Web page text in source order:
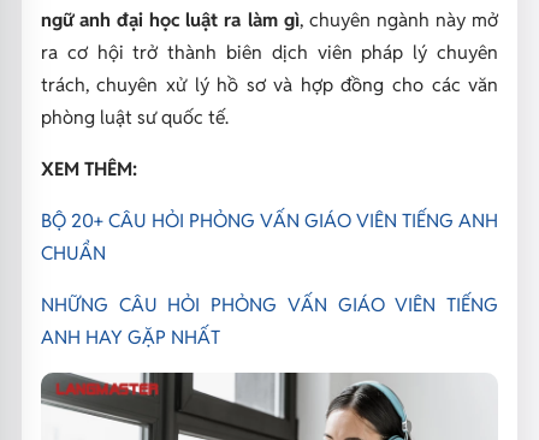
ngữ anh đại học luật ra làm gì, chuyên ngành này mở
ra cơ hội trở thành biên dịch viên pháp lý chuyên
trách, chuyên xử lý hồ sơ và hợp đồng cho các văn
phòng luật sư quốc tế.
XEM THÊM:
BỘ 20+ CÂU HỎI PHỎNG VẤN GIÁO VIÊN TIẾNG ANH
CHUẨN
NHỮNG CÂU HỎI PHỎNG VẤN GIÁO VIÊN TIẾNG
ANH HAY GẶP NHẤT